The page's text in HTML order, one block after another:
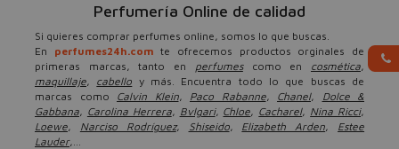
Perfumería Online de calidad
Si quieres comprar perfumes online, somos lo que buscas.
En perfumes24h.com te ofrecemos productos orginales de
primeras marcas, tanto en perfumescomo en cosmética,
maquillaje, cabello y más. Encuentra todo lo que buscas de
marcas como Calvin Klein, Paco Rabanne, Chanel, Dolce &
Gabbana, Carolina Herrera, Bvlgari, Chloe, Cacharel, Nina Ricci,
Loewe, Narciso Rodríguez, Shiseido, Elizabeth Arden, Estee
Lauder,...